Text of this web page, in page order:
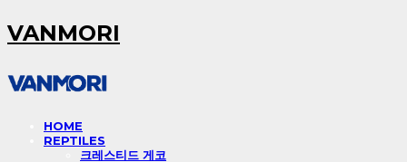
VANMORI
HOME
REPTILES
크레스티드 게코